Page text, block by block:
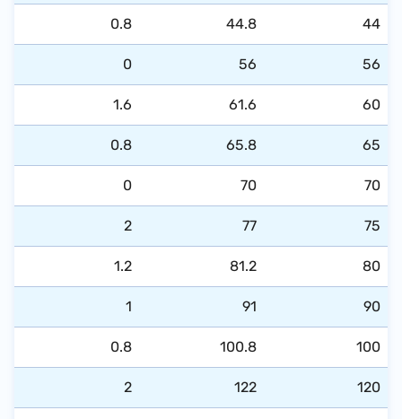
44
​44.8
​0.8
56
​56
60
​61.6
​1.6
​65
​65.8
​0.8
​70
​70
​75
​77
​80
​81.2
​1.2
​90
​91
​100
​100.8
​0.8
​120
​122